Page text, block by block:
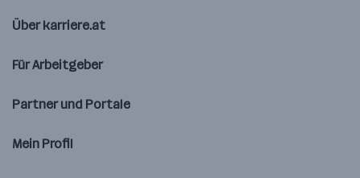
Über karriere.at
Für Arbeitgeber
Partner und Portale
Mein Profil